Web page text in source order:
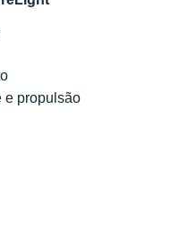
e propulsão